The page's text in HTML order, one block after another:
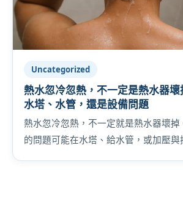
Uncategorized
熱水忽冷忽熱，不一定是熱水器
水塔、水管，還是設備問題
熱水忽冷忽熱，不一定就是熱水器壞掉
的問題可能在水塔、給水管，或加壓與